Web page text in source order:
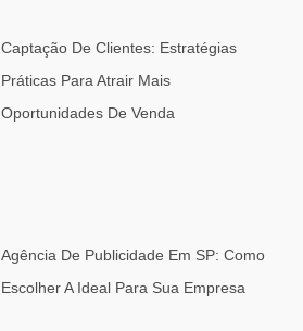
Captação De Clientes: Estratégias
Práticas Para Atrair Mais
Oportunidades De Venda
Agência De Publicidade Em SP: Como
Escolher A Ideal Para Sua Empresa